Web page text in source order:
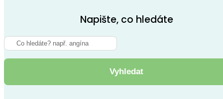
Napište, co hledáte